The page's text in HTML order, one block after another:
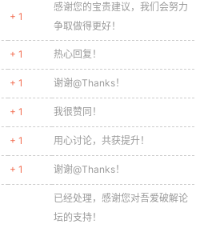
+ 1
感谢您的宝贵建议，我们会努力
争取做得更好！
+ 1 热心回复！
+ 1 谢谢@Thanks！
+ 1 我很赞同！
+ 1 用心讨论，共获提升！
+ 1 谢谢@Thanks！
已经处理，感谢您对吾爱破解论
坛的支持！